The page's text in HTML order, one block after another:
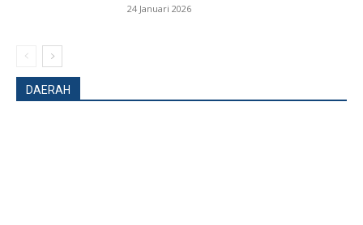
24 Januari 2026
DAERAH